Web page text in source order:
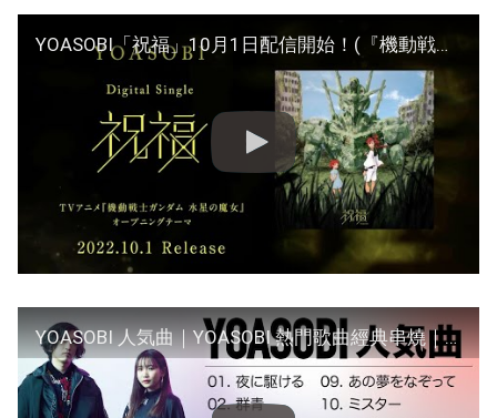
YOASOBI「祝福」10月1日配信開始！(『機動戦士ガンダム 水星の魔女』オープニングテーマ)
YOASOBI 人気曲｜YOASOBI 熱門歌曲經典串燒｜YOASOBI 最新ベストヒットメドレー ｜15曲リスト｜JPOP BEST｜THE BOOK｜夜に駆ける｜群青｜怪物｜Oricon